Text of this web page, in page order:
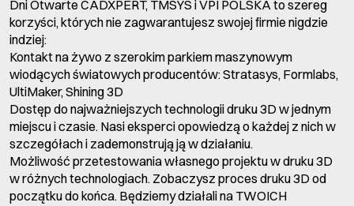
Dni Otwarte CADXPERT, TMSYS i VPI POLSKA to szereg
korzyści, których nie zagwarantujesz swojej firmie nigdzie
indziej:
Kontakt na żywo z szerokim parkiem maszynowym
wiodących światowych producentów: Stratasys, Formlabs,
UltiMaker, Shining 3D
Dostęp do najważniejszych technologii druku 3D w jednym
miejscu i czasie. Nasi eksperci opowiedzą o każdej z nich w
szczegółach i zademonstrują ją w działaniu.
Możliwość przetestowania własnego projektu w druku 3D
w różnych technologiach. Zobaczysz proces druku 3D od
początku do końca. Będziemy działali na TWOICH